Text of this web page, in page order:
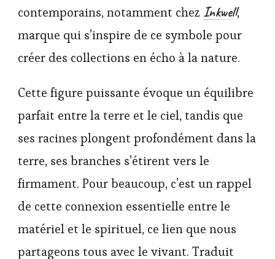
contemporains, notamment chez Inkwell,
marque qui s’inspire de ce symbole pour
créer des collections en écho à la nature.
Cette figure puissante évoque un équilibre
parfait entre la terre et le ciel, tandis que
ses racines plongent profondément dans la
terre, ses branches s’étirent vers le
firmament. Pour beaucoup, c’est un rappel
de cette connexion essentielle entre le
matériel et le spirituel, ce lien que nous
partageons tous avec le vivant. Traduit